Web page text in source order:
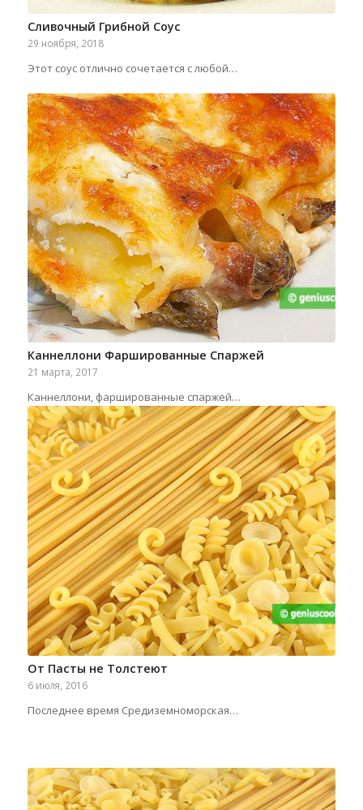
Сливочный Грибной Соус
29 ноября, 2018
Этот соус отлично сочетается с любой…
Каннеллони Фаршированные Спаржей
21 марта, 2017
Каннеллони, фаршированные спаржей…
От Пасты не Толстеют
6 июля, 2016
Последнее время Средиземноморская…